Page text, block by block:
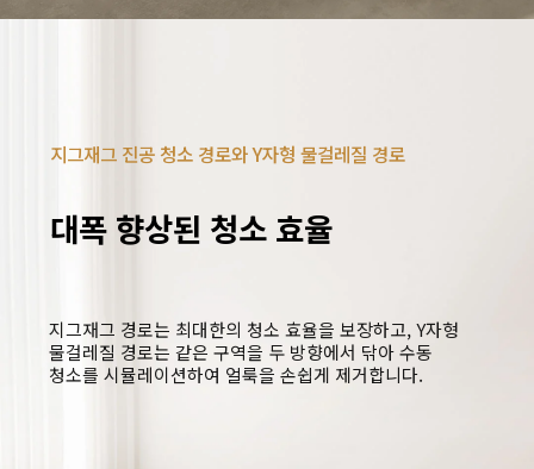
지그재그 진공 청소 경로와 Y자형 물걸레질 경로
대폭 향상된 청소 효율
지그재그 경로는 최대한의 청소 효율을 보장하고, Y자형
물걸레질 경로는 같은 구역을 두 방향에서 닦아 수동
청소를 시뮬레이션하여 얼룩을 손쉽게 제거합니다.